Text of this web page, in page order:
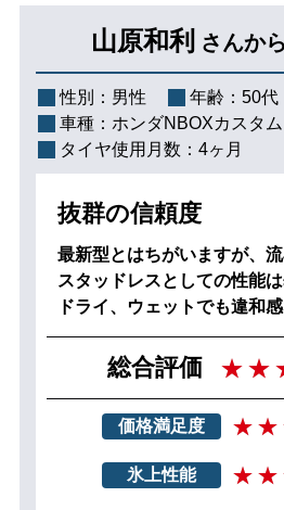
山原和利 さんか
性別： 男性 年齢： 50代
車種： ホンダNBOXカスタム
タイヤ使用月数： 4ヶ月
抜群の信頼度
最新型とはちがいますが、
スタッドレスとしての性能
ドライ、ウェットでも違和
総合評価
価格満足度
氷上性能